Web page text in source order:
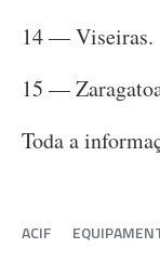
14 — Viseiras.
15 —
Toda a
ACIF